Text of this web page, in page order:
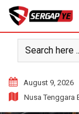
Skip
content
August 9, 2026
Nusa Tenggara